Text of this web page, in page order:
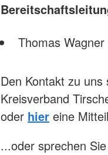
Thomas Wagner
Den Kontakt zu
Kreisverband
oder hier eine
...oder sprechen